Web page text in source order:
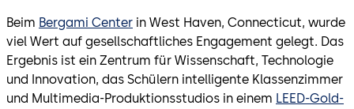
Beim Bergami Center in West Haven, Connecticut, wurde
viel Wert auf gesellschaftliches Engagement gelegt. Das
Ergebnis ist ein Zentrum für Wissenschaft, Technologie
und Innovation, das Schülern intelligente Klassenzimmer
und Multimedia-Produktionsstudios in einem LEED-Gold-